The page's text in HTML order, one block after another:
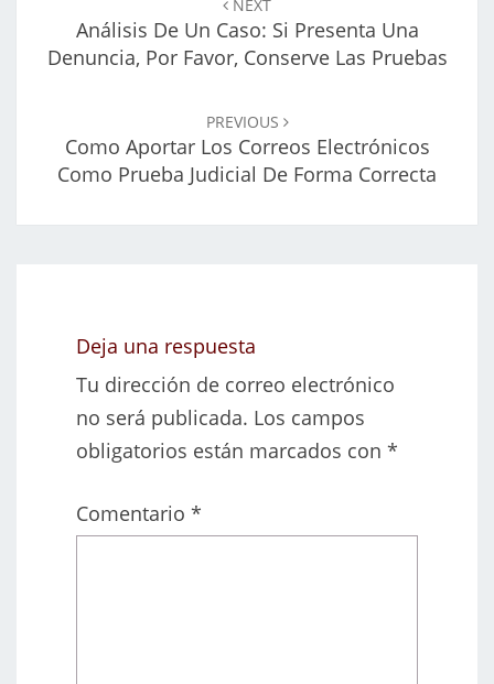
entradas
NEXT
Análisis De Un Caso: Si Presenta Una
Denuncia, Por Favor, Conserve Las Pruebas
PREVIOUS
Como Aportar Los Correos Electrónicos
Como Prueba Judicial De Forma Correcta
Deja una respuesta
Tu dirección de correo electrónico
no será publicada. Los campos
obligatorios están marcados con *
Comentario *